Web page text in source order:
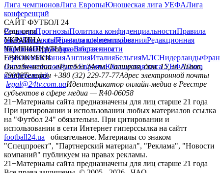
Лига чемпионовЛига ЕвропыЮношеская лига УЕФАЛига
конференций
САЙТ ФУТБОЛ 24
РедакцияПрогнозыПолитика конфиденциальностиПравила
сайтуКонтактыПравила комментированияРедакционная
политикаСтруктура собственности
Соц. сети
facebookxyoutubeinstagramtelegramviber
УКРАИНА
УкраинаПервая лигаВторая лига
ЧЕМПИОНАТЫ
ГерманияИспанияАнглияИталияБельгияМЛСНидерланды
ЕВРОКУБКИ
Лига чемпионовЛига ЕвропыЮношеская лига УЕФАЛига
конференций
Онлайн-медиа «Футбол 24»пл. Галицкая, дом. 15, м. Львов,
79008Телефон +380 (32) 229-77-77Адрес электронной почты
legal@24tv.com.uaИдентификатор онлайн-медиа в Реестре
субъектов в сфере медиа — R40-06058
21+Материалы сайта предназначены для лиц старше 21 года
При цитировании и использовании любых материалов ссылка
на "Футбол 24" обязательна. При цитировании и
использовании в сети Интернет гиперссылка на сайтт
football24.ua
обязательное. Материалы со знаком
"Спецпроект", "Партнерский материал", "Реклама", "Новости
компаний" публикуем на правах рекламы.
21+Материалы сайта предназначены для лиц старше 21 года